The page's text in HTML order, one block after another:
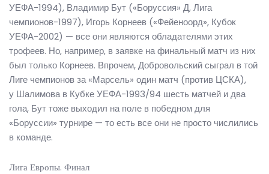
УЕФА-1994), Владимир Бут («Боруссия» Д, Лига
чемпионов-1997), Игорь Корнеев («Фейеноорд», Кубок
УЕФА-2002) — все они являются обладателями этих
трофеев. Но, например, в заявке на финальный матч из них
был только Корнеев. Впрочем, Добровольский сыграл в той
Лиге чемпионов за «Марсель» один матч (против ЦСКА),
у Шалимова в Кубке УЕФА-1993/94 шесть матчей и два
гола, Бут тоже выходил на поле в победном для
«Боруссии» турнире — то есть все они не просто числились
в команде.
Лига Европы. Финал